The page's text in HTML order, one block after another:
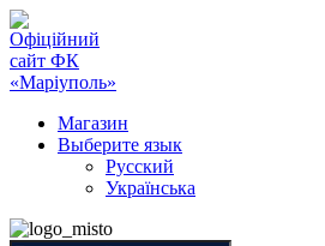
Магазин
Выберите язык
Русский
Українська